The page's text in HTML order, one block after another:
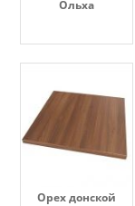
Ольха
Орех донской